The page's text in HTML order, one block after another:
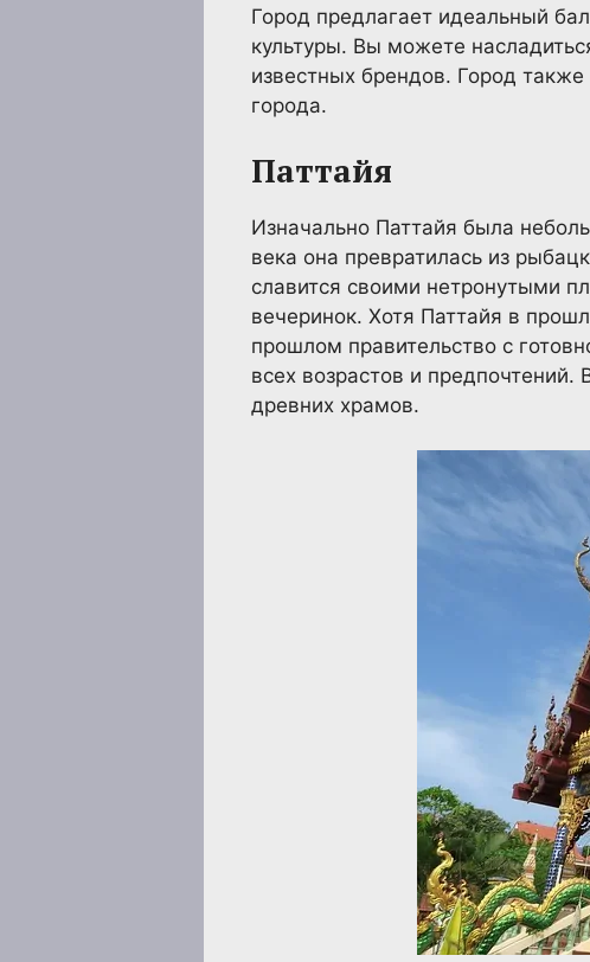
Город предлагает идеальный
культуры. Вы можете
известных брендов. Город
города.
Паттайя
Изначально Паттайя была
века она превратилась из
славится своими нетронутыми
вечеринок. Хотя Паттайя в
прошлом правительство с
всех возрастов и
древних храмов.